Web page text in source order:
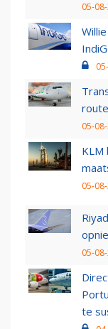
05-
05-
KLM
05-
05-
te